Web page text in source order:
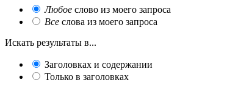
Любое слово из моего запроса
Все слова из моего запроса
Искать результаты в...
Заголовках и содержании
Только в заголовках